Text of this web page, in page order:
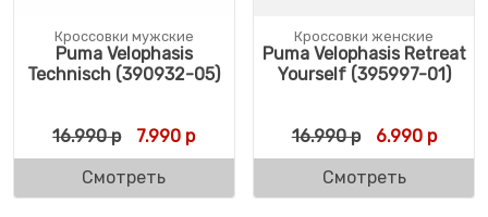
Кроссовки мужские
Puma Velophasis
Technisch (390932-05)
16.990р Первоначальная цена составляла 16.990
7.990 рТекущая цена: 7.990 р.
Смотреть
Кроссовки женские
Puma Velophasis Retreat
Yourself (395997-01)
16.990р 6.990р
Смотреть